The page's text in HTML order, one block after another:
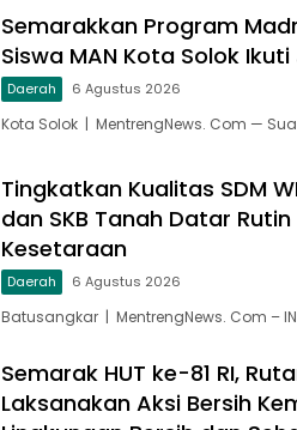
Semarakkan Program
Siswa MAN Kota Solok
Daerah 6 Agustus 2026
Kota Solok | MentrengNews. Com —
Tingkatkan Kualitas SDM
dan SKB Tanah Datar
Kesetaraan
Daerah 6 Agustus 2026
Batusangkar | MentrengNews. Com –
Semarak HUT ke-81 RI,
Laksanakan Aksi Bersih